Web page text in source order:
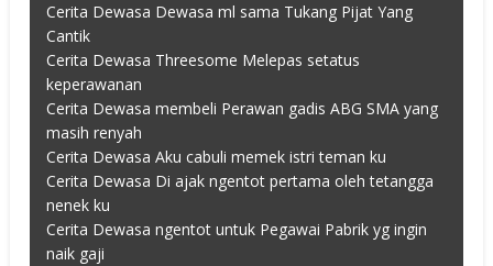
Cerita Dewasa Dewasa ml sama Tukang Pijat Yang
Cantik
Cerita Dewasa Threesome Melepas setatus
keperawanan
Cerita Dewasa membeli Perawan gadis ABG SMA yang
masih renyah
Cerita Dewasa Aku cabuli memek istri teman ku
Cerita Dewasa Di ajak ngentot pertama oleh tetangga
nenek ku
Cerita Dewasa ngentot untuk Pegawai Pabrik yg ingin
naik gaji